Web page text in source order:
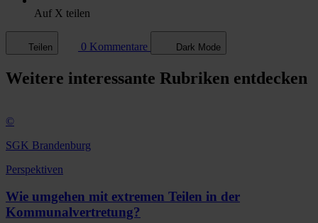
Auf X teilen
Teilen 0 Kommentare Dark Mode
Weitere interessante Rubriken entdecken
©
SGK Brandenburg
Perspektiven
Wie umgehen mit extremen Teilen in der
Kommunalvertretung?